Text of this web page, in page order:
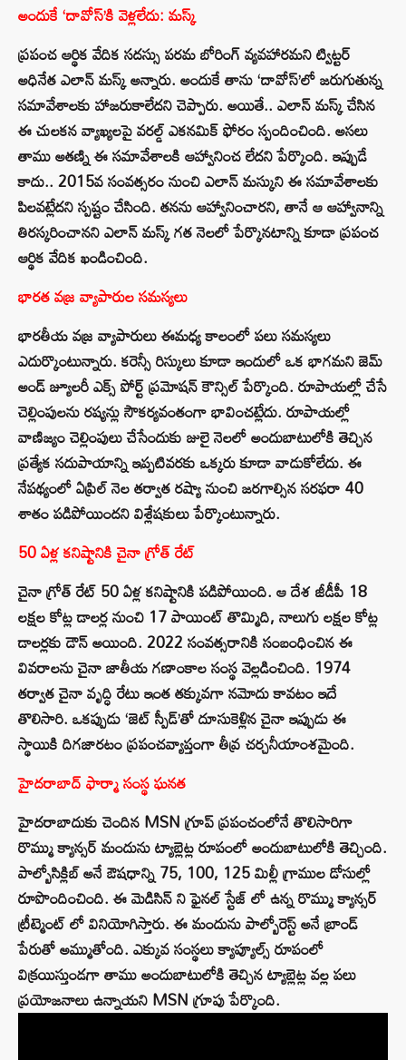
అందుకే ‘దావోస్’కి వెళ్లలేదు: మస్క్
ప్రపంచ ఆర్థిక వేదిక సదస్సు పరమ బోరింగ్ వ్యవహారమని ట్విట్టర్
అధినేత ఎలాన్ మస్క్ అన్నారు. అందుకే తాను ‘దావోస్’లో జరుగుతున్న
సమావేశాలకు హాజరుకాలేదని చెప్పారు. అయితే.. ఎలాన్ మస్క్ చేసిన
ఈ చులకన వ్యాఖ్యలపై వరల్డ్ ఎకనమిక్ ఫోరం స్పందించింది. అసలు
తాము అతణ్ని ఈ సమావేశాలకి ఆహ్వానించ లేదని పేర్కొంది. ఇప్పుడే
కాదు.. 2015వ సంవత్సరం నుంచి ఎలాన్ మస్కుని ఈ సమావేశాలకు
పిలవట్లేదని స్పష్టం చేసింది. తనను ఆహ్వానించారని, తానే ఆ ఆహ్వానాన్ని
తిరస్కరించానని ఎలాన్ మస్క్ గత నెలలో పేర్కొనటాన్ని కూడా ప్రపంచ
ఆర్థిక వేదిక ఖండించింది.
భారత వజ్ర వ్యాపారుల సమస్యలు
భారతీయ వజ్ర వ్యాపారులు ఈమధ్య కాలంలో పలు సమస్యలు
ఎదుర్కొంటున్నారు. కరెన్సీ రిస్కులు కూడా ఇందులో ఒక భాగమని జెమ్
అండ్ జ్యూలరీ ఎక్స్ పోర్ట్ ప్రమోషన్ కౌన్సిల్ పేర్కొంది. రూపాయల్లో చేసే
చెల్లింపులను రష్యన్లు సౌకర్యవంతంగా భావించట్లేదు. రూపాయల్లో
వాణిజ్యం చెల్లింపులు చేసేందుకు జులై నెలలో అందుబాటులోకి తెచ్చిన
ప్రత్యేక సదుపాయాన్ని ఇప్పటివరకు ఒక్కరు కూడా వాడుకోలేదు. ఈ
నేపథ్యంలో ఏప్రిల్ నెల తర్వాత రష్యా నుంచి జరగాల్సిన సరఫరా 40
శాతం పడిపోయిందని విశ్లేషకులు పేర్కొంటున్నారు.
50 ఏళ్ల కనిష్టానికి చైనా గ్రోత్ రేట్
చైనా గ్రోత్ రేట్ 50 ఏళ్ల కనిష్టానికి పడిపోయింది. ఆ దేశ జీడీపీ 18
లక్షల కోట్ల డాలర్ల నుంచి 17 పాయింట్ తొమ్మిది, నాలుగు లక్షల కోట్ల
డాలర్లకు డౌన్ అయింది. 2022 సంవత్సరానికి సంబంధించిన ఈ
వివరాలను చైనా జాతీయ గణాంకాల సంస్థ వెల్లడించింది. 1974
తర్వాత చైనా వృద్ధి రేటు ఇంత తక్కువగా నమోదు కావటం ఇదే
తొలిసారి. ఒకప్పుడు ‘జెట్ స్పీడ్’తో దూసుకెళ్లిన చైనా ఇప్పుడు ఈ
స్థాయికి దిగజారటం ప్రపంచవ్యాప్తంగా తీవ్ర చర్చనీయాంశమైంది.
హైదరాబాద్ ఫార్మా సంస్థ ఘనత
హైదరాబాదుకు చెందిన MSN గ్రూప్ ప్రపంచంలోనే తొలిసారిగా
రొమ్ము క్యాన్సర్ మందును ట్యాబ్లెట్ల రూపంలో అందుబాటులోకి తెచ్చింది.
పాల్బోసిక్లిబ్ అనే ఔషధాన్ని 75, 100, 125 మిల్లీ గ్రాముల డోసుల్లో
రూపొందించింది. ఈ మెడిసిన్ ని ఫైనల్ స్టేజ్ లో ఉన్న రొమ్ము క్యాన్సర్
ట్రీట్మెంట్ లో వినియోగిస్తారు. ఈ మందును పాల్బోరెస్ట్ అనే బ్రాండ్
పేరుతో అమ్ముతోంది. ఎక్కువ సంస్థలు క్యాప్యూల్స్ రూపంలో
విక్రయిస్తుండగా తాము అందుబాటులోకి తెచ్చిన ట్యాబ్లెట్ల వల్ల పలు
ప్రయోజనాలు ఉన్నాయని MSN గ్రూపు పేర్కొంది.